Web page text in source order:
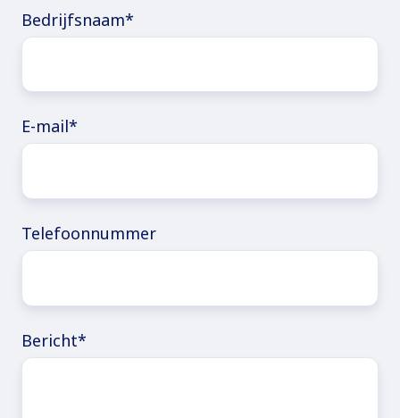
Bedrijfsnaam*
E-mail*
Telefoonnummer
Bericht*